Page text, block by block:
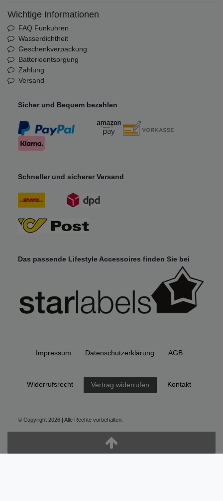
Wichtige Informationen
FAQ Funkuhren
Wasserdichtheit
Geschenkverpackung
Batterieentsorgung
Zahlung
Versand
Sicher und Bequem bezahlen
Schneller und sicherer Versand
Das passende Lifestyle Accessoires finden Sie bei
Impressum Daten­schutz­erklärung AGB
Widerrufs­recht Vertrag widerrufen Kontakt
© Copyright 2026 | Alle Rechte vorbehalten.